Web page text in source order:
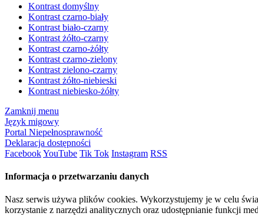
Kontrast domyślny
Kontrast czarno-biały
Kontrast biało-czarny
Kontrast żółto-czarny
Kontrast czarno-żółty
Kontrast czarno-zielony
Kontrast zielono-czarny
Kontrast żółto-niebieski
Kontrast niebiesko-żółty
Zamknij menu
Język migowy
Portal Niepełnosprawność
Deklaracja dostępności
FacebookYouTube Tik Tok Instagram RSS
Informacja o przetwarzaniu danych
Nasz serwis używa plików cookies. Wykorzystujemy je w celu
korzystanie z narzędzi analitycznych oraz udostępnianie funkcji